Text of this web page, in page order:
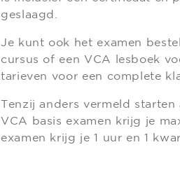
geslaagd.
Je kunt ook het examen
cursus of een VCA lesboek
tarieven voor een complete
Tenzij anders vermeld
VCA basis examen krijg je
examen krijg je 1 uur en 1